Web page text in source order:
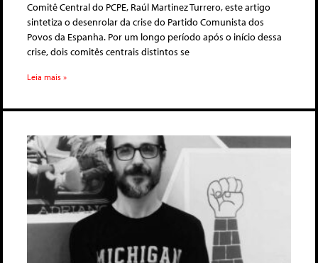
Comitê Central do PCPE, Raúl Martinez Turrero, este artigo
sintetiza o desenrolar da crise do Partido Comunista dos
Povos da Espanha. Por um longo período após o início dessa
crise, dois comitês centrais distintos se
Leia mais »